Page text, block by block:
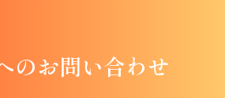
のお問い合わせ